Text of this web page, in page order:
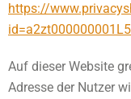
https://
Auf dieser Website
Adresse der Nutzer